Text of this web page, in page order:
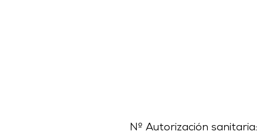
Nº Autorización sanitaria: